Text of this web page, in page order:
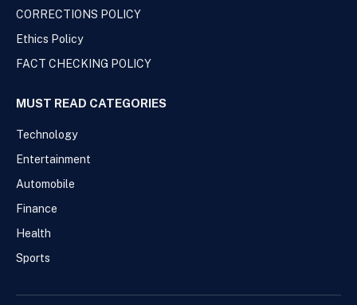
CORRECTIONS POLICY
Ethics Policy
FACT CHECKING POLICY
MUST READ CATEGORIES
Technology
Entertainment
Automobile
Finance
Health
Sports